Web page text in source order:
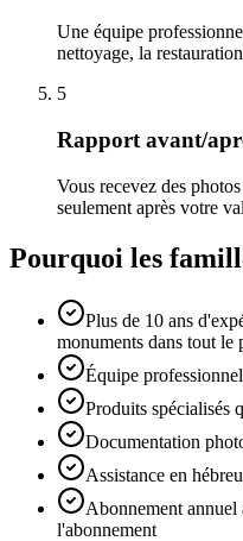
Une équipe
nettoyage, la
5
Rapport avant/
Vous recevez des
seulement après votre
Pourquoi les
Plus de 10 ans
monuments dans tout le
Équipe
Produits spécialisés
Documentation
Assistance en
Abonnement annuel
l'abonnement